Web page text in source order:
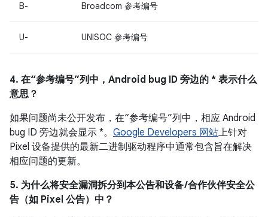
B- Broadcom 参考编号
U- UNISOC 参考编号
4. 在“参考编号”列中，Android bug ID 旁边的 * 表示什么
意思？
如果问题尚未公开发布，在“参考编号”列中，相应 Android
bug ID 旁边就会显示 *。 Google Developers 网站上针对
Pixel 设备提供的最新二进制驱动程序中通常包含旨在解决
相应问题的更新。
5. 为什么将安全漏洞拆分到本公告和设备 /合作伙伴安全公
告（如 Pixel 公告）中？